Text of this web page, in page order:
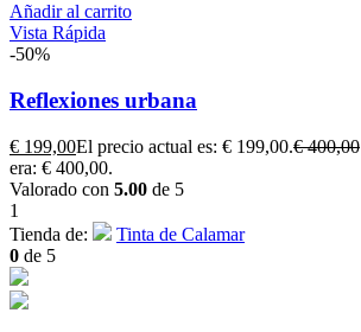
Añadir al carrito
Vista Rápida
-50%
Reflexiones urbana
€ 199,00El precio actual es: € 199,00.€400,00
era: € 400,00.
Valorado con 5.00 de 5
1
Tienda de:
Tinta de Calamar
0 de 5